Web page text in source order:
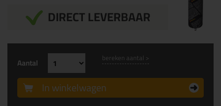
DIRECT LEVERBAAR
Aantal bereken aantal >
In winkelwagen